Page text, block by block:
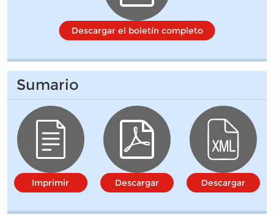
Descargar el boletín completo
Sumario
Imprimir Descargar Descargar